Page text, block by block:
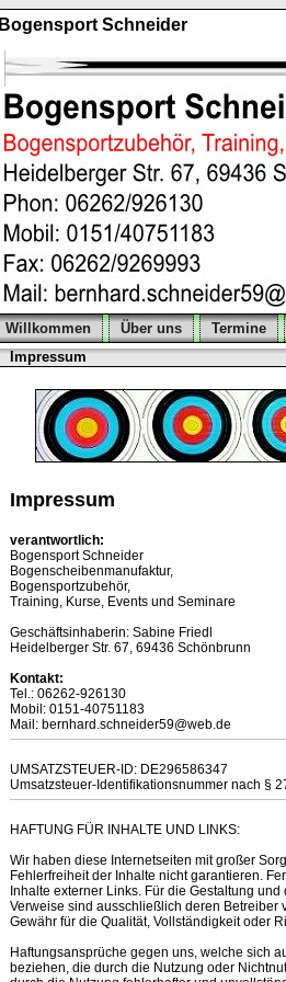
Bogensport Schneider
Willkommen Über uns Termine
Impressum
Impressum
verantwortlich:
Bogensport Schneider
Bogenscheibenmanufaktur,
Bogensportzubehör,
Training, Kurse, Events und Seminare
Geschäftsinhaberin: Sabine Friedl
Heidelberger Str. 67, 69436 Schönbrunn
Kontakt:
Tel.: 06262-926130
Mobil: 0151-40751183
Mail: bernhard.schneider59@web.de
UMSATZSTEUER-ID: DE296586347
Umsatzsteuer-Identifikationsnummer nach §
HAFTUNG FÜR INHALTE UND LINKS:
Wir haben diese Internetseiten mit großer
Fehlerfreiheit der Inhalte nicht garantieren.
Inhalte externer Links. Für die Gestaltung
Verweise sind ausschließlich deren
Gewähr für die Qualität, Vollständigkeit oder
Haftungsansprüche gegen uns, welche sich
beziehen, die durch die Nutzung oder